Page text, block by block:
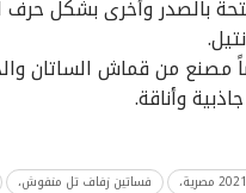
من قماش الساتان
وأناقة.
فساتين زفاف تل منفوش،